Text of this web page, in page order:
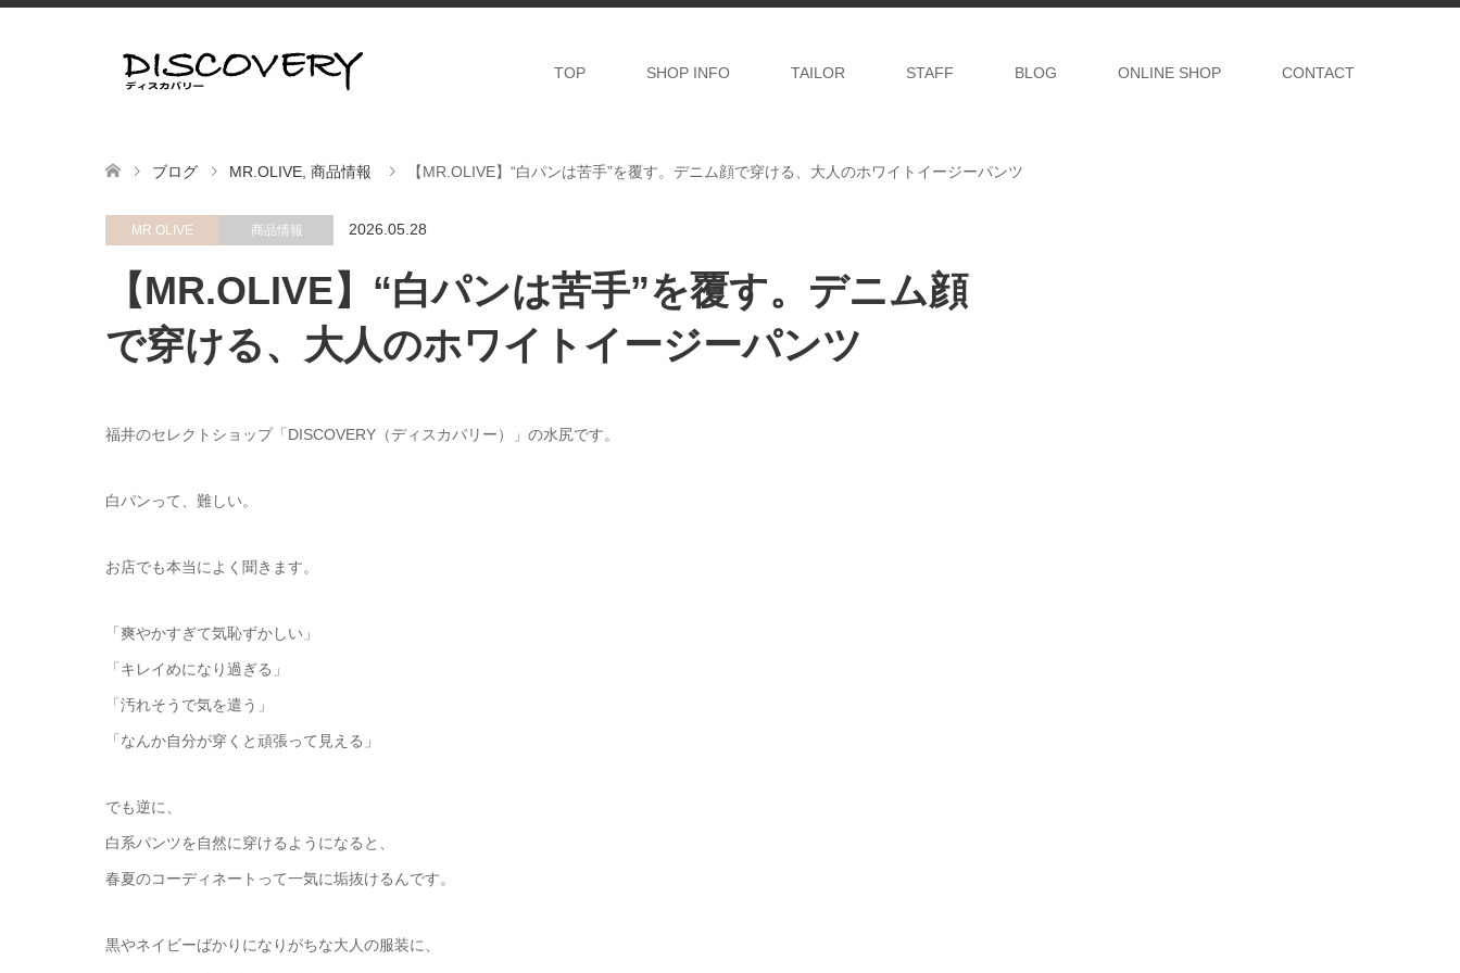
TOP SHOP INFO TAILOR STAFF BLOG ONLINE SHOP CONTACT
ブログ MR.OLIVE 商品情報 【MR.OLIVE】“白パンは苦手”を覆す。デニム顔で穿ける、大人のホワイトイージーパンツ
MR.OLIVE 商品情報 2026.05.28
【MR.OLIVE】“白パンは苦手”を覆す。デニム顔
で穿ける、大人のホワイトイージーパンツ
福井のセレクトショップ「DISCOVERY（ディスカバリー）」の水尻です。
白パンって、難しい。
お店でも本当によく聞きます。
「爽やかすぎて気恥ずかしい」
「キレイめになり過ぎる」
「汚れそうで気を遣う」
「なんか自分が穿くと頑張って見える」
でも逆に、
白系パンツを自然に穿けるようになると、
春夏のコーディネートって一気に垢抜けるんです。
黒やネイビーばかりになりがちな大人の服装に、